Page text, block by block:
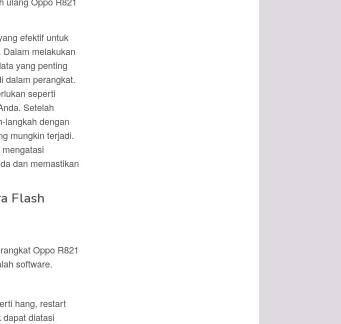
efektif untuk
melakukan
yang penting
dalam perangkat.
seperti
Setelah
langkah dengan
mungkin terjadi.
dan memastikan
Flash
Oppo R821
software.
hang, restart
diatasi